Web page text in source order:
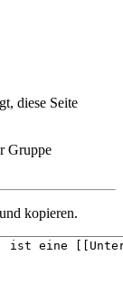
diese Seite
Gruppe
kopieren.